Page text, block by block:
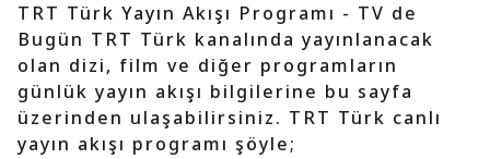
TRT Türk Yayın Akışı Programı - TV de
Bugün TRT Türk kanalında yayınlanacak
olan dizi, film ve diğer programların
günlük yayın akışı bilgilerine bu sayfa
üzerinden ulaşabilirsiniz. TRT Türk canlı
yayın akışı programı şöyle;